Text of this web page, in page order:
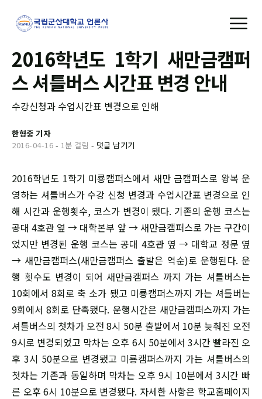
2016학년도 1학기 새만금캠퍼
스 셔틀버스 시간표 변경 안내
수강신청과 수업시간표 변경으로 인해
한형중 기자
2016-04-16 - 1분 걸림 - 댓글 남기기
2016학년도 1학기 미룡캠퍼스에서 새만 금캠퍼스로 왕복 운
영하는 셔틀버스가 수강 신청 변경과 수업시간표 변경으로 인
해 시간과 운행횟수, 코스가 변경이 됐다. 기존의 운행 코스는
공대 4호관 옆 → 대학본부 앞 → 새만금캠퍼스로 가는 구간이
었지만 변경된 운행 코스는 공대 4호관 옆 → 대학교 정문 옆
→ 새만금캠퍼스(새만금캠퍼스 출발은 역순)로 운행된다. 운
행 횟수도 변경이 되어 새만금캠퍼스 까지 가는 셔틀버스는
10회에서 8회로 축 소가 됐고 미룡캠퍼스까지 가는 셔틀버는
9회에서 8회로 단축됐다. 운행시간은 새만금캠퍼스까지 가는
셔틀버스의 첫차가 오전 8시 50분 출발에서 10분 늦춰진 오전
9시로 변경되었고 막차는 오후 6시 50분에서 3시간 빨라진 오
후 3시 50분으로 변경됐고 미룡캠퍼스까지 가는 셔틀버스의
첫차는 기존과 동일하며 막차는 오후 9시 10분에서 3시간 빠
른 오후 6시 10분으로 변경됐다. 자세한 사항은 학교홈페이지